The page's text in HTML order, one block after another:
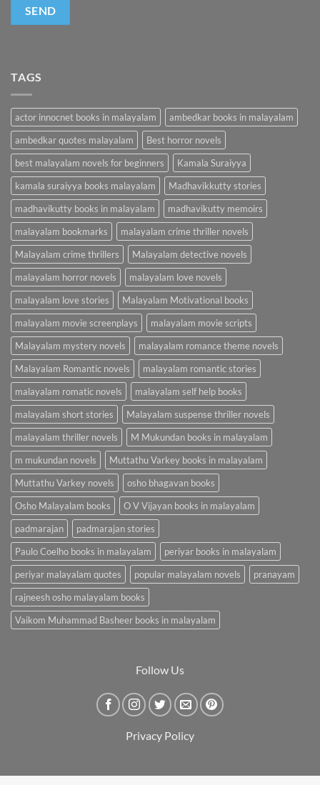
TAGS
actor innocnet books in malayalam
ambedkar books in malayalam
ambedkar quotes malayalam
Best horror novels
best malayalam novels for beginners
Kamala Suraiyya
kamala suraiyya books malayalam
Madhavikkutty stories
madhavikutty books in malayalam
madhavikutty memoirs
malayalam bookmarks
malayalam crime thriller novels
Malayalam crime thrillers
Malayalam detective novels
malayalam horror novels
malayalam love novels
malayalam love stories
Malayalam Motivational books
malayalam movie screenplays
malayalam movie scripts
Malayalam mystery novels
malayalam romance theme novels
Malayalam Romantic novels
malayalam romantic stories
malayalam romatic novels
malayalam self help books
malayalam short stories
Malayalam suspense thriller novels
malayalam thriller novels
M Mukundan books in malayalam
m mukundan novels
Muttathu Varkey books in malayalam
Muttathu Varkey novels
osho bhagavan books
Osho Malayalam books
O V Vijayan books in malayalam
padmarajan
padmarajan stories
Paulo Coelho books in malayalam
periyar books in malayalam
periyar malayalam quotes
popular malayalam novels
pranayam
rajneesh osho malayalam books
Vaikom Muhammad Basheer books in malayalam
Follow Us
Privacy Policy